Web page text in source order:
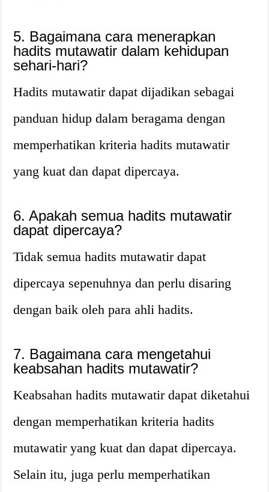
5. Bagaimana cara menerapkan
hadits mutawatir dalam kehidupan
sehari-hari?
Hadits mutawatir dapat dijadikan sebagai
panduan hidup dalam beragama dengan
memperhatikan kriteria hadits mutawatir
yang kuat dan dapat dipercaya.
6. Apakah semua hadits mutawatir
dapat dipercaya?
Tidak semua hadits mutawatir dapat
dipercaya sepenuhnya dan perlu disaring
dengan baik oleh para ahli hadits.
7. Bagaimana cara mengetahui
keabsahan hadits mutawatir?
Keabsahan hadits mutawatir dapat diketahui
dengan memperhatikan kriteria hadits
mutawatir yang kuat dan dapat dipercaya.
Selain itu, juga perlu memperhatikan